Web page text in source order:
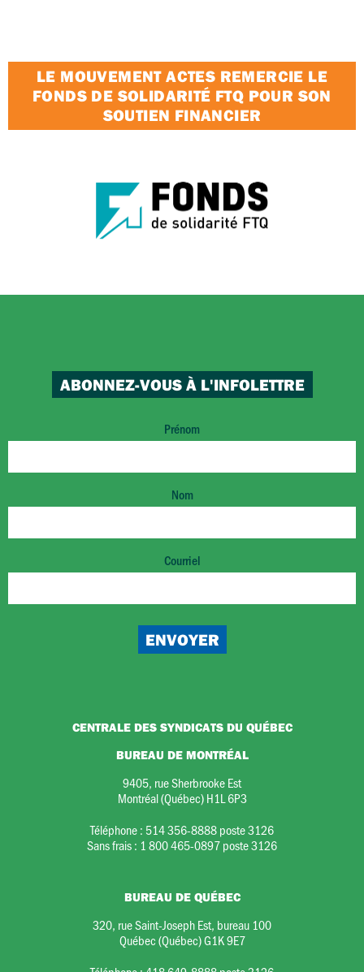
LE MOUVEMENT ACTES REMERCIE LE
FONDS DE SOLIDARITÉ FTQ POUR SON
SOUTIEN FINANCIER
ABONNEZ-VOUS À L'INFOLETTRE
Prénom
Nom
Courriel
CENTRALE DES SYNDICATS DU QUÉBEC
BUREAU DE MONTRÉAL
9405, rue Sherbrooke Est
Montréal (Québec) H1L 6P3
Téléphone : 514 356-8888 poste 3126
Sans frais : 1 800 465-0897 poste 3126
BUREAU DE QUÉBEC
320, rue Saint-Joseph Est, bureau 100
Québec (Québec) G1K 9E7